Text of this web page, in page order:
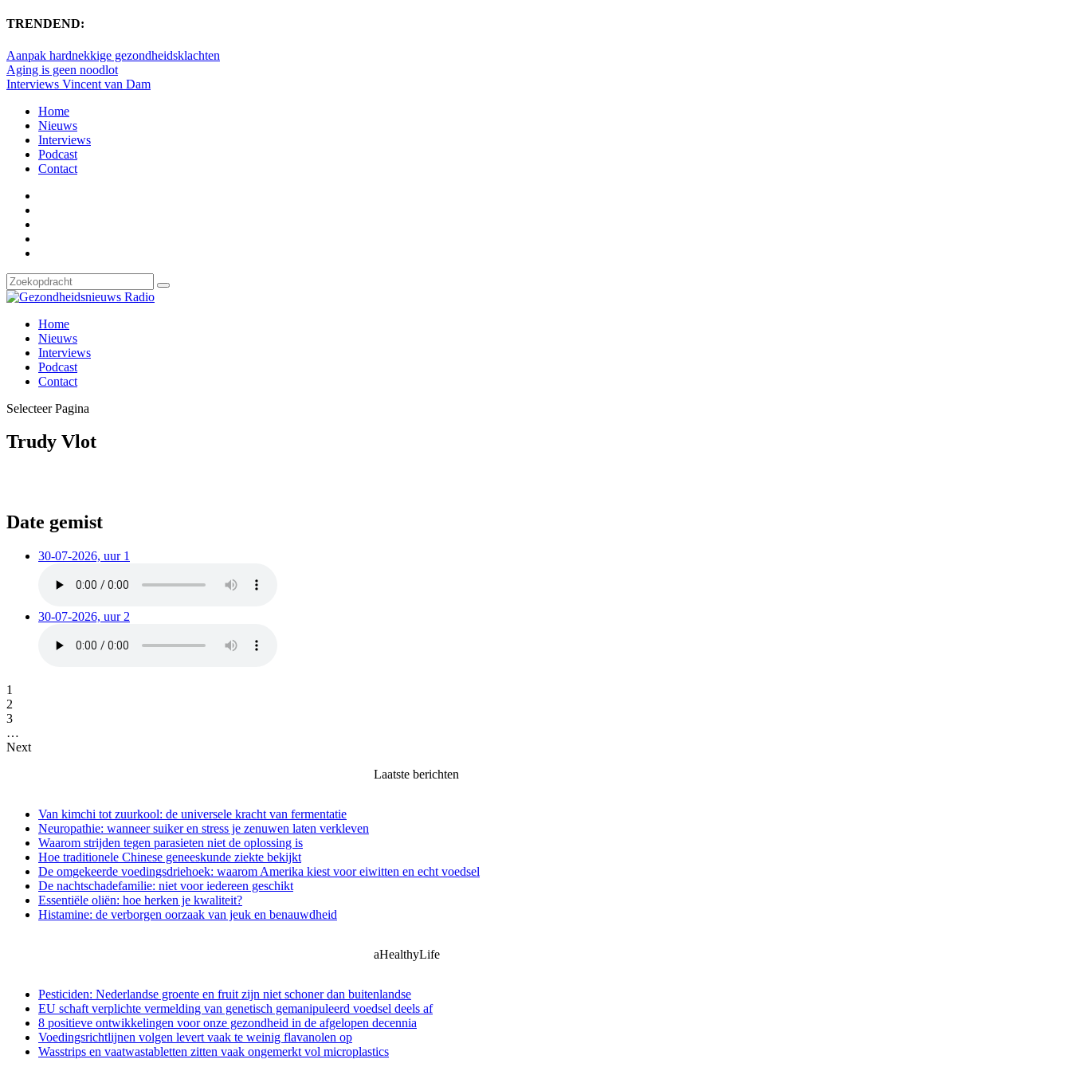
TRENDEND:
Aanpak hardnekkige gezondheidsklachten
Aging is geen noodlot
Interviews Vincent van Dam
Home
Nieuws
Interviews
Podcast
Contact
Home
Nieuws
Interviews
Podcast
Contact
Selecteer Pagina
Trudy Vlot
Date gemist
30-07-2026, uur 1
30-07-2026, uur 2
1
2
3
…
Next
Laatste berichten
Van kimchi tot zuurkool: de universele kracht van fermentatie
Neuropathie: wanneer suiker en stress je zenuwen laten verkleven
Waarom strijden tegen parasieten niet de oplossing is
Hoe traditionele Chinese geneeskunde ziekte bekijkt
De omgekeerde voedingsdriehoek: waarom Amerika kiest voor eiwitten en echt voedsel
De nachtschadefamilie: niet voor iedereen geschikt
Essentiële oliën: hoe herken je kwaliteit?
Histamine: de verborgen oorzaak van jeuk en benauwdheid
aHealthyLife
Pesticiden: Nederlandse groente en fruit zijn niet schoner dan buitenlandse
EU schaft verplichte vermelding van genetisch gemanipuleerd voedsel deels af
8 positieve ontwikkelingen voor onze gezondheid in de afgelopen decennia
Voedingsrichtlijnen volgen levert vaak te weinig flavanolen op
Wasstrips en vaatwastabletten zitten vaak ongemerkt vol microplastics